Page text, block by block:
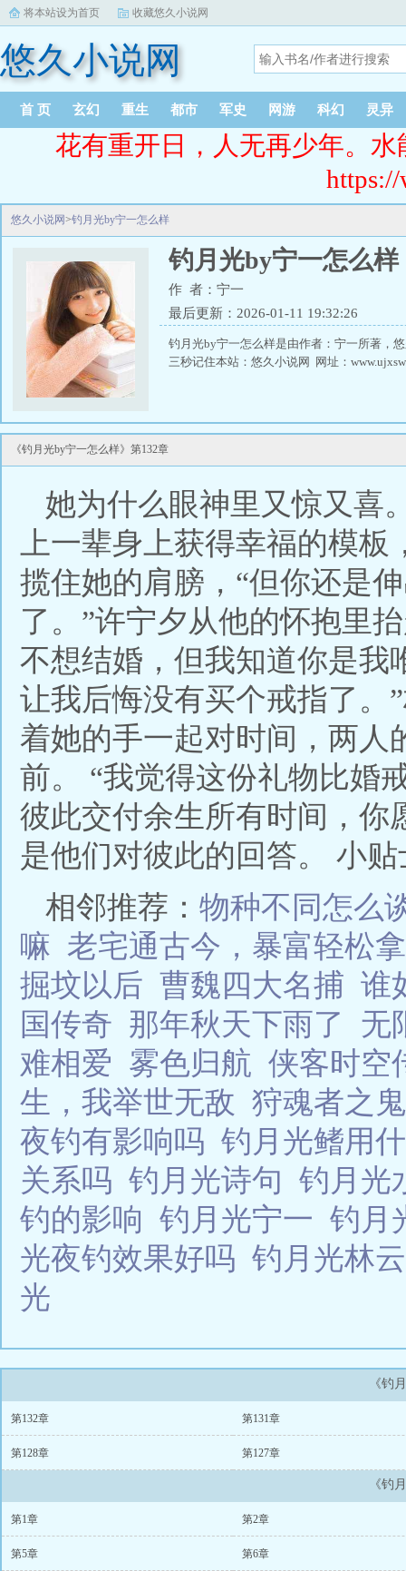
将本站设为首页 收藏悠久小说网
悠久小说网
首 页 玄幻 重生 都市 军史 网游 科幻 灵异
花有重开日，人无再少年。
悠久小说网>钓月光by宁一怎么样
钓月光by宁一怎么样
作 者：宁一
最后更新：2026-01-11 19:32:26
钓月光by宁一怎么样是由作者：宁一所著，
三秒记住本站：悠久小说网 网址：
《钓月光by宁一怎么样》第132章
她为什么眼神里又惊又喜
上一辈身上获得幸福的模
揽住她的肩膀，“但你还是
了。”许宁夕从他的怀抱里
不想结婚，但我知道你是我
让我后悔没有买个戒指了。
着她的手一起对时间，两人
前。 “我觉得这份礼物比婚
彼此交付余生所有时间，你
是他们对彼此的回答。 小
相邻推荐： 物种不同怎么
嘛 老宅通古今，暴富轻松
掘坟以后 曹魏四大名捕 谁
国传奇 那年秋天下雨了
无
难相爱 雾色归航 侠客时空
生，我举世无敌 狩魂者之
夜钓有影响吗 钓月光鳍用
关系吗 钓月光诗句 钓月光
钓的影响 钓月光宁一 钓月
光夜钓效果好吗 钓月光林
光
《钓
第132章 第131章
第128章 第127章
《钓
第1章 第2章
第5章 第6章